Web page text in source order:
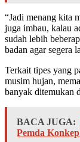
“Jadi menang kita
juga imbau, kalau
sudah lebih
badan agar segera
Terkait tipes yang
musim hujan,
banyak ditemukan
BACA JUGA:
Pemda